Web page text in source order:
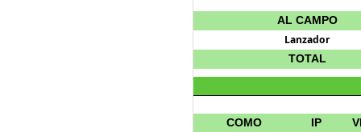
AL CAMPO
Lanzador
TOTAL
COMO IP